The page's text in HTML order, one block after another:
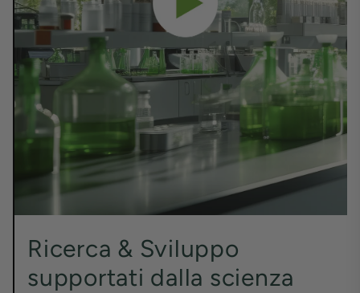
Ricerca & Sviluppo
supportati dalla scienza